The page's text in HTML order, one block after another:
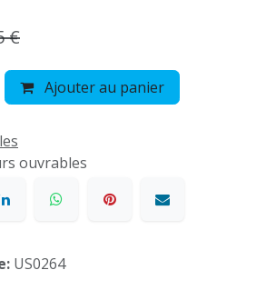
€
Ajouter au panier
ouvrables
US0264